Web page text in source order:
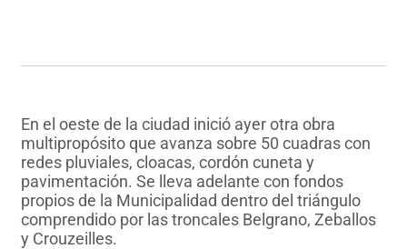
En el oeste de la ciudad inició ayer otra obra
multipropósito que avanza sobre 50 cuadras con
redes pluviales, cloacas, cordón cuneta y
pavimentación. Se lleva adelante con fondos
propios de la Municipalidad dentro del triángulo
comprendido por las troncales Belgrano, Zeballos
y Crouzeilles.